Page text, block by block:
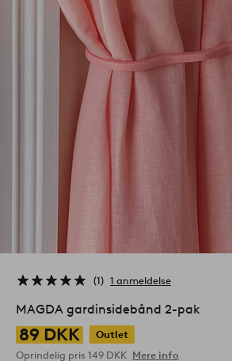
1 1 anmeldelse
MAGDA gardinsidebånd 2-pak
89 DKK
Outlet
Oprindelig pris 149 DKK Mere info